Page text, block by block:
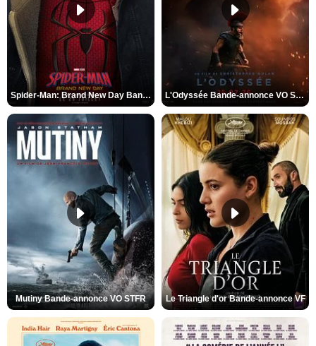
Spider-Man: Brand New Day Bande-annonce VO STFR L'Odyssée Bande-annonce VO STFR
Mutiny Bande-annonce VO STFR Le Triangle d'or Bande-annonce VF